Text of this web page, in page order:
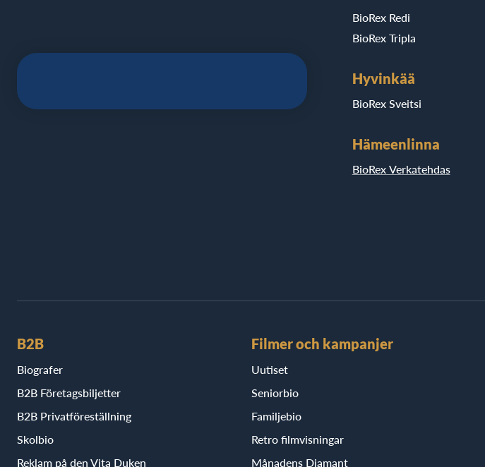
BioRex Redi
BioRex Tripla
Hyvinkää
BioRex Sveitsi
Hämeenlinna
BioRex Verkatehdas
B2B
Biografer
B2B Företagsbiljetter
B2B Privatföreställning
Skolbio
Reklam på den Vita Duken
Filmer och kampanjer
Uutiset
Seniorbio
Familjebio
Retro filmvisningar
Månadens Diamant